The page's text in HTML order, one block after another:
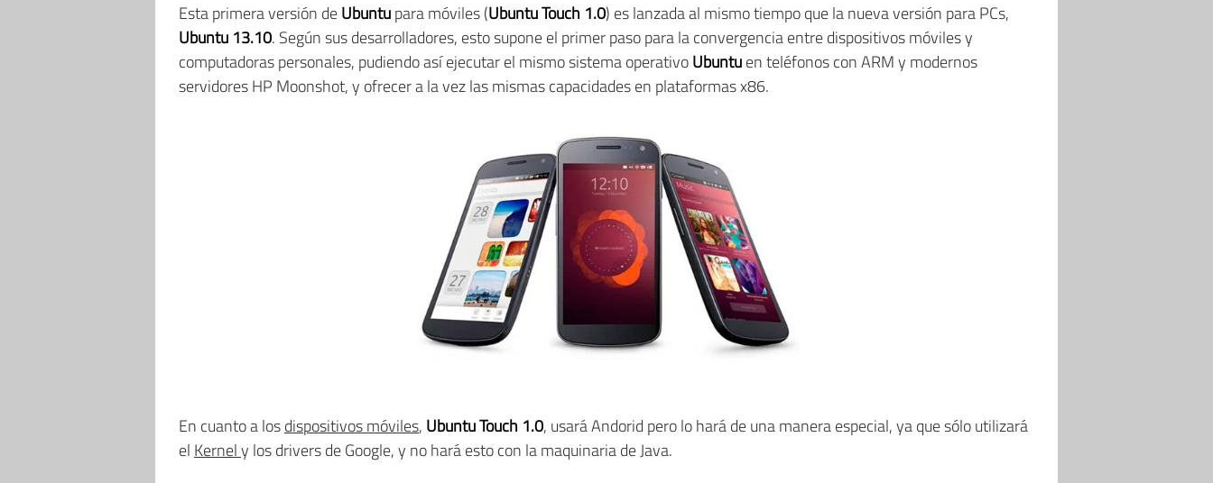
Esta primera versión deUbuntupara móviles (Ubuntu Touch 1.0) es lanzada al mismo tiempo que la nueva versión para PCs,
Ubuntu 13.10. Según sus desarrolladores, esto supone el primer paso para la convergencia entre dispositivos móviles y
computadoras personales, pudiendo así ejecutar el mismo sistema operativoUbuntuen teléfonos con ARM y modernos
servidores HP Moonshot, y ofrecer a la vez las mismas capacidades en plataformas x86.
En cuanto a losdispositivos móviles, Ubuntu Touch 1.0, usará Andorid pero lo hará de una manera especial, ya que sólo utilizará
el Kernely los drivers de Google, y no hará esto con la maquinaria de Java.